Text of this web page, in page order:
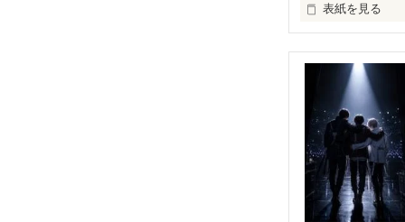
『──が居てくれ
両親から虐待
その女の子に
泣き方も、笑
表紙を見る
世界№1の最強
龍牙の元姫
桜城　紗夜(さ
×
全国一位・龍
龍牙・総長。